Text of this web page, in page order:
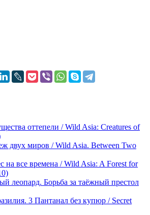
оттепели / Wild Asia: Creatures of
двух миров / Wild Asia. Between Two
на все времена / Wild Asia: A Forest for
леопард. Борьба за таёжный престол
3 Пантанал без купюр / Secret